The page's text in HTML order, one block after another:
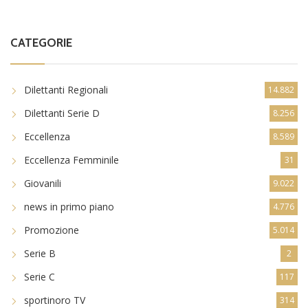
CATEGORIE
Dilettanti Regionali 14.882
Dilettanti Serie D 8.256
Eccellenza 8.589
Eccellenza Femminile 31
Giovanili 9.022
news in primo piano 4.776
Promozione 5.014
Serie B 2
Serie C 117
sportinoro TV 314